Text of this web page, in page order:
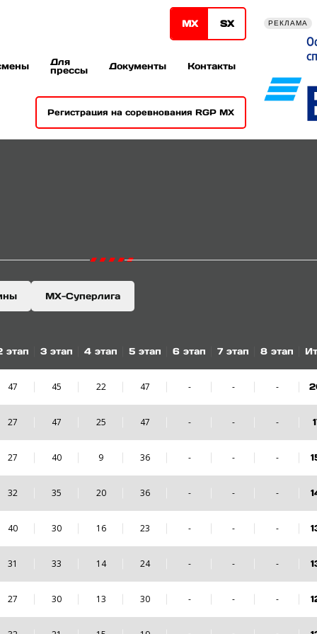
МХ SХ
Для
прессы Документы Контакты
Регистрация на соревнования RGP MX
РЕКЛАМА
MX-Суперлига
этап 3 этап 4 этап 5 этап 6 этап 7 этап 8 этап
47 45 22 47 - - -
27 47 25 47 - - -
27 40 9 36 - - -
32 35 20 36 - - -
40 30 16 23 - - -
31 33 14 24 - - -
27 30 13 30 - - -